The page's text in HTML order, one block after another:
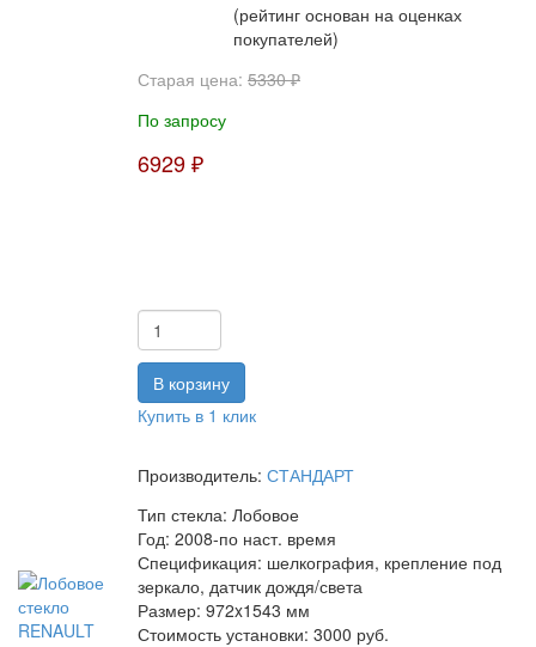
(рейтинг основан на оценках
покупателей)
Старая цена: 5330 ₽
По запросу
6929 ₽
Купить в 1 клик
Производитель: СТАНДАРТ
Тип стекла: Лобовое
Год: 2008-по наст. время
Спецификация: шелкография, крепление под
зеркало, датчик дождя/света
Размер: 972x1543 мм
Стоимость установки: 3000 руб.